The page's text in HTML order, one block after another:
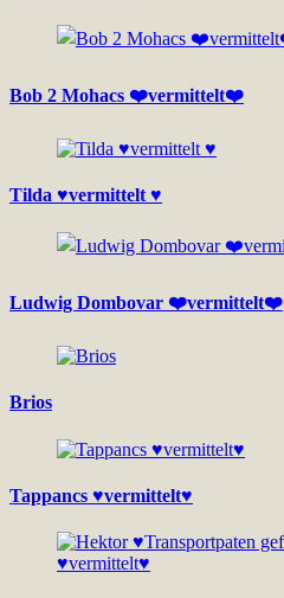
Bob 2 Mohacs ❤️vermittelt❤️
Tilda ♥vermittelt ♥
Ludwig Dombovar ❤️vermittelt❤️
Brios
Tappancs ♥vermittelt♥